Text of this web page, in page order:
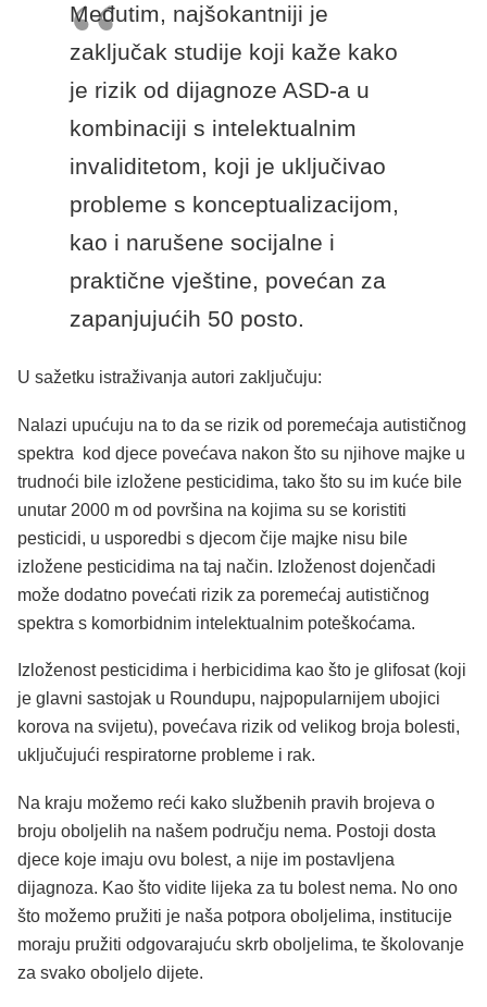
Međutim, najšokantniji je
zaključak studije koji kaže kako
je rizik od dijagnoze ASD-a u
kombinaciji s intelektualnim
invaliditetom, koji je uključivao
probleme s konceptualizacijom,
kao i narušene socijalne i
praktične vještine, povećan za
zapanjujućih 50 posto.
U sažetku istraživanja autori zaključuju:
Nalazi upućuju na to da se rizik od poremećaja autističnog
spektra kod djece povećava nakon što su njihove majke u
trudnoći bile izložene pesticidima, tako što su im kuće bile
unutar 2000 m od površina na kojima su se koristiti
pesticidi, u usporedbi s djecom čije majke nisu bile
izložene pesticidima na taj način. Izloženost dojenčadi
može dodatno povećati rizik za poremećaj autističnog
spektra s komorbidnim intelektualnim poteškoćama.
Izloženost pesticidima i herbicidima kao što je glifosat (koji
je glavni sastojak u Roundupu, najpopularnijem ubojici
korova na svijetu), povećava rizik od velikog broja bolesti,
uključujući respiratorne probleme i rak.
Na kraju možemo reći kako službenih pravih brojeva o
broju oboljelih na našem području nema. Postoji dosta
djece koje imaju ovu bolest, a nije im postavljena
dijagnoza. Kao što vidite lijeka za tu bolest nema. No ono
što možemo pružiti je naša potpora oboljelima, institucije
moraju pružiti odgovarajuću skrb oboljelima, te školovanje
za svako oboljelo dijete.